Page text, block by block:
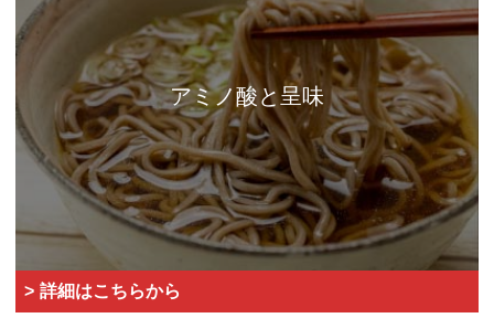
アミノ酸と呈味
詳細はこちらから